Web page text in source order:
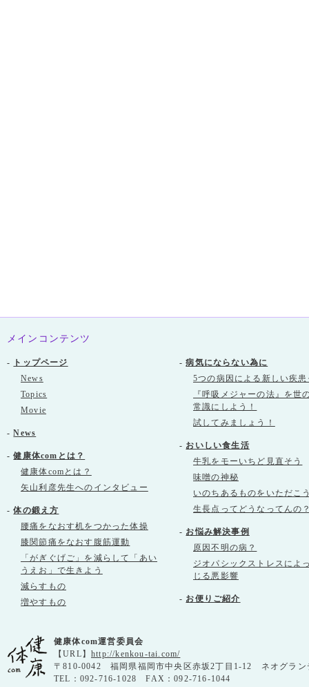
メインコンテンツ
-
トップページ
News
Topics
Movie
-News
-健康体comとは？
健康体comとは？
矢山利彦先生へのインタビュー
-体の鍛え方
腰痛をなおす机をつかった体操
膝関節痛をなおす腹筋運動
「がぎぐげご」を減らして「あい
うえお」で生きよう
減らすもの
増やすもの
-病気にならない為に
5つの病因による新しい疾
『呼吸メジャーの法』を世
常識にしよう！
試してみましょう！
- おいしい食生活
牛乳をモーいちど見直そう
味噌の神秘
いのちあるものをいただこ
生長点ってどうなってんの
- お悩み解決事例
原因不明の病？
ジオパシックストレスによ
じる悪影響
- お便りご紹介
健康体com運営委員会
【URL】 http://kenkou-tai.com/
〒810-0042 福岡県福岡市中央区赤坂2丁目1-12 ネオグラン
TEL：092-716-1028 FAX：092-716-1044